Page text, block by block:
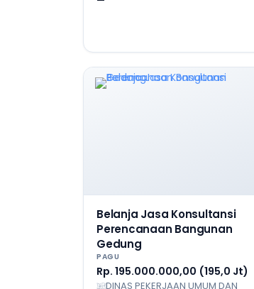
Belanja Jasa Konsultansi
Perencanaan Bangunan
Gedung
PAGU
Rp. 195.000.000,00 (195,0 Jt)
DINAS PEKERJAAN UMUM DAN